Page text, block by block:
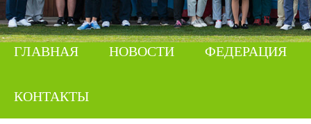
ГЛАВНАЯ НОВОСТИ ФЕДЕРАЦИЯ
КОНТАКТЫ